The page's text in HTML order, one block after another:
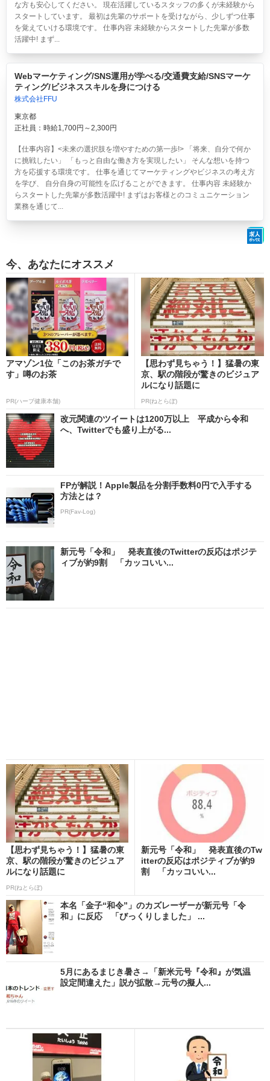
な方も安心してください。 現在活躍しているスタッフの多くが未経験から
スタートしています。 最初は先輩のサポートを受けながら、少しずつ仕事
を覚えていける環境です。 仕事内容 未経験からスタートした先輩が多数
活躍中! まず...
Webマーケティング/SNS運用が学べる/交通費支給/SNSマーケ
ティング/ビジネススキルを身につける
株式会社FFU
東京都
正社員：時給1,700円～2,300円
【仕事内容】<未来の選択肢を増やすための第一歩!> 「将来、自分で何か
に挑戦したい」 「もっと自由な働き方を実現したい」 そんな想いを持つ
方を応援する環境です。 仕事を通じてマーケティングやビジネスの考え方
を学び、 自分自身の可能性を広げることができます。 仕事内容 未経験か
らスタートした先輩が多数活躍中! まずはお客様とのコミュニケーション
業務を通じて...
今、あなたにオススメ
アマゾン1位「このお茶ガチで
す」噂のお茶
PR(ハーブ健康本舗)
【思わず見ちゃう！】猛暑の東
京、駅の階段が驚きのビジュア
ルになり話題に
PR(ねとらぼ)
改元関連のツイートは1200万以上 平成から令和
へ、Twitterでも盛り上がる...
FPが解説！Apple製品を分割手数料0円で入手する
方法とは？
PR(Fav-Log)
新元号「令和」 発表直後のTwitterの反応はポジテ
ィブが約9割 「カッコいい...
【思わず見ちゃう！】猛暑の東
京、駅の階段が驚きのビジュア
ルになり話題に
PR(ねとらぼ)
新元号「令和」 発表直後のTw
itterの反応はポジティブが約9
割 「カッコいい...
本名「金子“和令”」のカズレーザーが新元号「令
和」に反応 「びっくりしました」 ...
5月にあるまじき暑さ→「新米元号『令和』が気温
設定間違えた」説が拡散→元号の擬人...